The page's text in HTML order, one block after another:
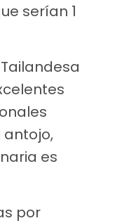
serían 1
antojo,
es
por